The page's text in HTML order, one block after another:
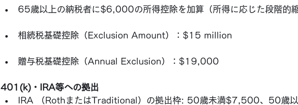
65歳以上の納税者に$6,000の所得控除を加算（所得に応じた段階的
相続税基礎控除（Exclusion Amount）：$15 million
贈与税基礎控除（Annual Exclusion）：$19,000
401(k)・IRA等への拠出
IRA （RothまたはTraditional）の拠出枠: 50歳未満$7,500、50歳